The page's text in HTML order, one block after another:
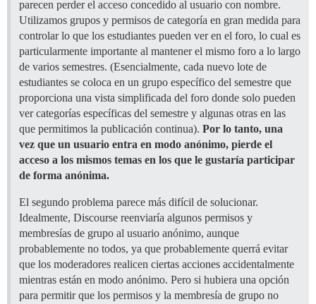
parecen perder el acceso concedido al usuario con nombre.
Utilizamos grupos y permisos de categoría en gran medida para
controlar lo que los estudiantes pueden ver en el foro, lo cual es
particularmente importante al mantener el mismo foro a lo largo
de varios semestres. (Esencialmente, cada nuevo lote de
estudiantes se coloca en un grupo específico del semestre que
proporciona una vista simplificada del foro donde solo pueden
ver categorías específicas del semestre y algunas otras en las
que permitimos la publicación continua). Por lo tanto, una
vez que un usuario entra en modo anónimo, pierde el
acceso a los mismos temas en los que le gustaría participar
de forma anónima.
El segundo problema parece más difícil de solucionar.
Idealmente, Discourse reenviaría algunos permisos y
membresías de grupo al usuario anónimo, aunque
probablemente no todos, ya que probablemente querrá evitar
que los moderadores realicen ciertas acciones accidentalmente
mientras están en modo anónimo. Pero si hubiera una opción
para permitir que los permisos y la membresía de grupo no